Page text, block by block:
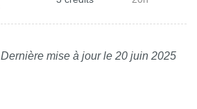
Dernière mise à jour le 20 juin 2025